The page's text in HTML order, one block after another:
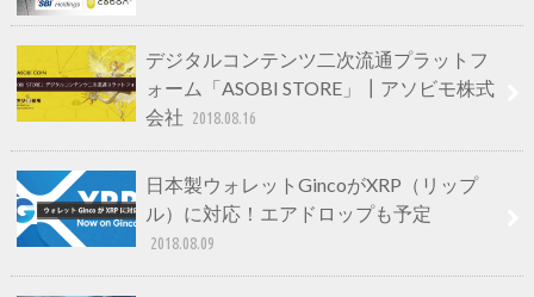
デジタルコンテンツ二次流通プラットフ
ォーム「ASOBI STORE」┃アソビモ株式
会社 2018.08.16
日本製ウォレットGincoがXRP（リップ
ル）に対応！エアドロップも予定
2018.08.09